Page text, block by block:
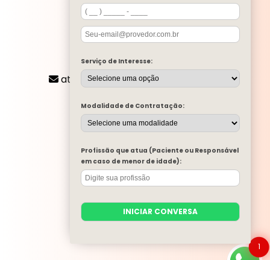
(11) 2424-8197
atendimento@mentalone.com.br
MENU
A MENTAL ONE
SERVIÇOS
BLOG
MENTAL ONE NA MÍDIA
TRABALHE CONOSCO
PARA EMPRESAS
CONTATO
CATEGORIAS
1
Serviço de Interesse:
Modalidade de Contratação:
Profissão que atua (Paciente ou Responsável
em caso de menor de idade):
INICIAR CONVERSA